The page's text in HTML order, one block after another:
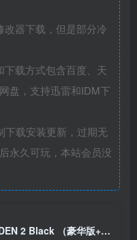
改器下载，但是部分冷
下载方式包含百度、天
盘，支持迅雷和IDM下
下载安装更新，过期无
永久可玩，本站会员没
忍者龙剑传2：黑之章/NINJA GAIDEN 2 Black （豪华版+预购奖励+全DLC）